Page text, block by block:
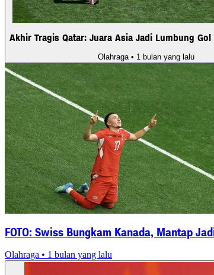
Akhir Tragis Qatar: Juara Asia Jadi Lumbung Gol
Olahraga • 1 bulan yang lalu
FOTO: Swiss Bungkam Kanada, Mantap
Olahraga • 1 bulan yang lalu